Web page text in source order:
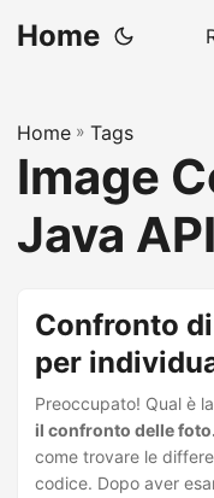
Home
Home » Tags
Image
Java API
Confronto
per
Preoccupato! Qual è
il confronto delle foto.
come trovare le
codice. Dopo aver